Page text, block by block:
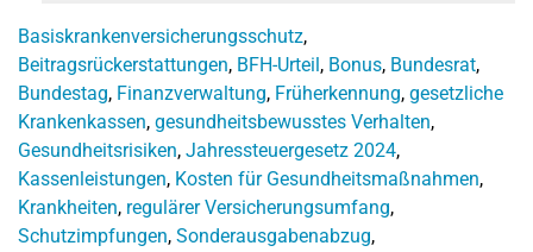
Basiskrankenversicherungsschutz,
Beitragsrückerstattungen, BFH-Urteil, Bonus, Bundesrat,
Bundestag, Finanzverwaltung, Früherkennung, gesetzliche
Krankenkassen, gesundheitsbewusstes Verhalten,
Gesundheitsrisiken, Jahressteuergesetz 2024,
Kassenleistungen, Kosten für Gesundheitsmaßnahmen,
Krankheiten, regulärer Versicherungsumfang,
Schutzimpfungen, Sonderausgabenabzug,